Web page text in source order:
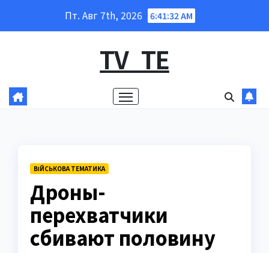
Пт. Авг 7th, 2026 6:41:33 AM
TV_TE
ВІЙСЬКОВА ТЕМАТИКА
Дроны-
перехватчики
сбивают половину